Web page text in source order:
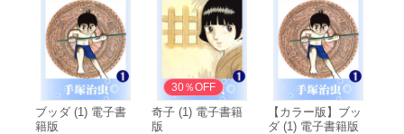
ブッダ (1) 電子書
籍版
30％OFF
奇子 (1) 電子書籍
版
【カラー版】ブッ
ダ (1) 電子書籍版